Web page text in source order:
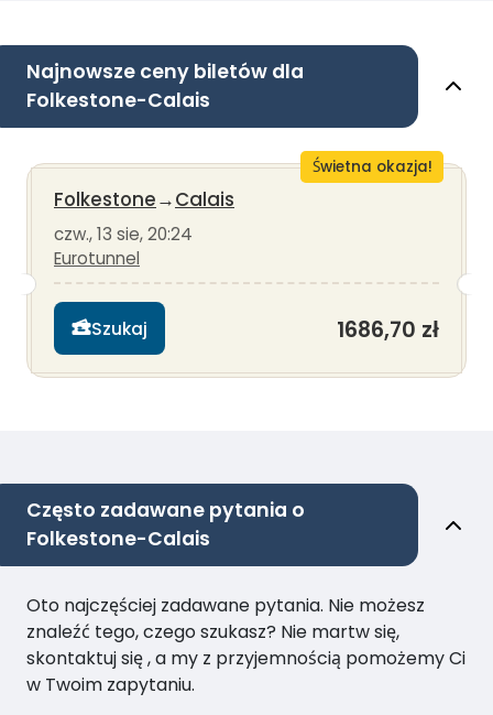
Najnowsze ceny biletów dla
Folkestone-Calais
Świetna okazja!
Folkestone→Calais
czw., 13 sie, 20:24
Eurotunnel
Szukaj 1686,70 zł
Często zadawane pytania o
Folkestone-Calais
Oto najczęściej zadawane pytania. Nie możesz
znaleźć tego, czego szukasz? Nie martw się,
skontaktuj się , a my z przyjemnością pomożemy Ci
w Twoim zapytaniu.